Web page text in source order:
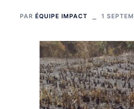
PAR ÉQUIPE IMPACT 1